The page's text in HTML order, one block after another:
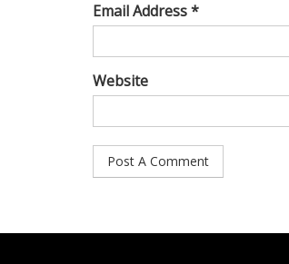
Email Address *
Website